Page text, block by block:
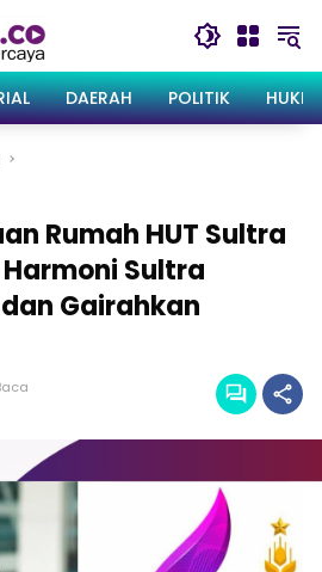
DAERAH POLITIK
Rumah HUT Sultra
Sultra
Gairahkan